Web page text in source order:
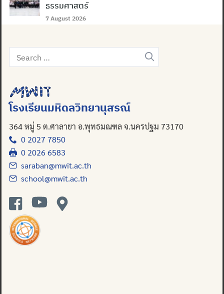
ธรรมศาสตร์
7 August 2026
Search
for:
โรงเรียนมหิดลวิทยานุสรณ์
364 หมู่ 5 ต.ศาลายา อ.พุทธมณฑล จ.นครปฐม 73170
0 2027 7850
0 2026 6583
saraban@mwit.ac.th
school@mwit.ac.th